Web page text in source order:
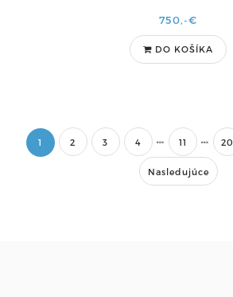
750,-€
DO KOŠÍKA
1 2 3 4 11 20
Nasledujúce